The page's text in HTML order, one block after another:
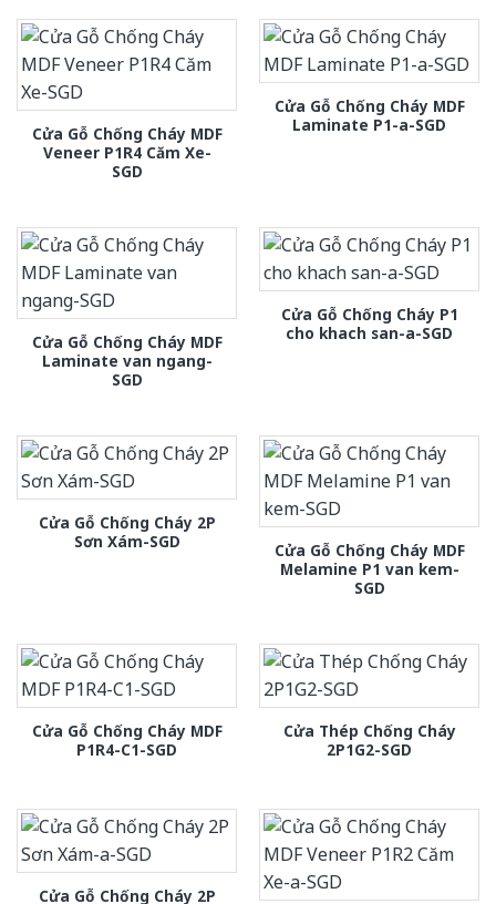
Cửa Gỗ Chống Cháy MDF
Veneer P1R4 Căm Xe-
SGD
Cửa Gỗ Chống Cháy MDF
Laminate P1-a-SGD
Cửa Gỗ Chống Cháy MDF
Laminate van ngang-
SGD
Cửa Gỗ Chống Cháy P1
cho khach san-a-SGD
Cửa Gỗ Chống Cháy 2P
Sơn Xám-SGD
Cửa Gỗ Chống Cháy MDF
Melamine P1 van kem-
SGD
Cửa Gỗ Chống Cháy MDF
P1R4-C1-SGD
Cửa Thép Chống Cháy
2P1G2-SGD
Cửa Gỗ Chống Cháy 2P